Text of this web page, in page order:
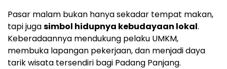
Pasar malam bukan hanya sekadar tempat makan,
tapi jugasimbol hidupnya kebudayaan lokal.
Keberadaannya mendukung pelaku UMKM,
membuka lapangan pekerjaan, dan menjadi daya
tarik wisata tersendiri bagi Padang Panjang.